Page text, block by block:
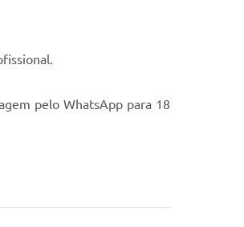
pelo WhatsApp para 18